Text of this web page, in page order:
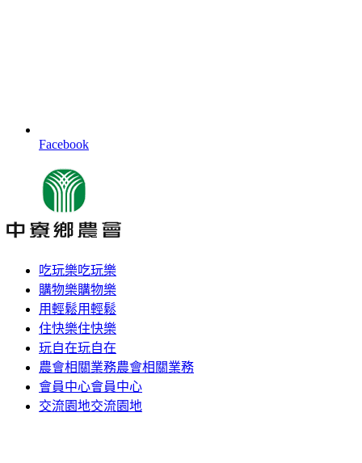
Facebook
吃玩樂吃玩樂
購物樂購物樂
用輕鬆用輕鬆
住快樂住快樂
玩自在玩自在
農會相關業務農會相關業務
會員中心會員中心
交流園地交流園地